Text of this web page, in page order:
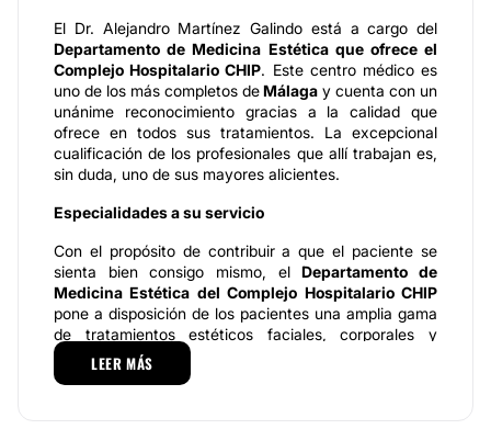
El Dr. Alejandro Martínez Galindo está a cargo del
Departamento de Medicina Estética que ofrece el
Complejo Hospitalario CHIP. Este centro médico es
uno de los más completos deMálaga y cuenta con un
unánime reconocimiento gracias a la calidad que
ofrece en todos sus tratamientos. La excepcional
cualificación de los profesionales que allí trabajan es,
sin duda, uno de sus mayores alicientes.
Especialidades a su servicio
Con el propósito de contribuir a que el paciente se
sienta bien consigo mismo, elDepartamento de
Medicina Estética del Complejo Hospitalario CHIP
pone a disposición de los pacientes una amplia gama
de tratamientos estéticos faciales, corporales y
capilares, ejecutados por un equipo facultativo
capacitado y comprometido a ofrecer a los pacientes
LEER MÁS